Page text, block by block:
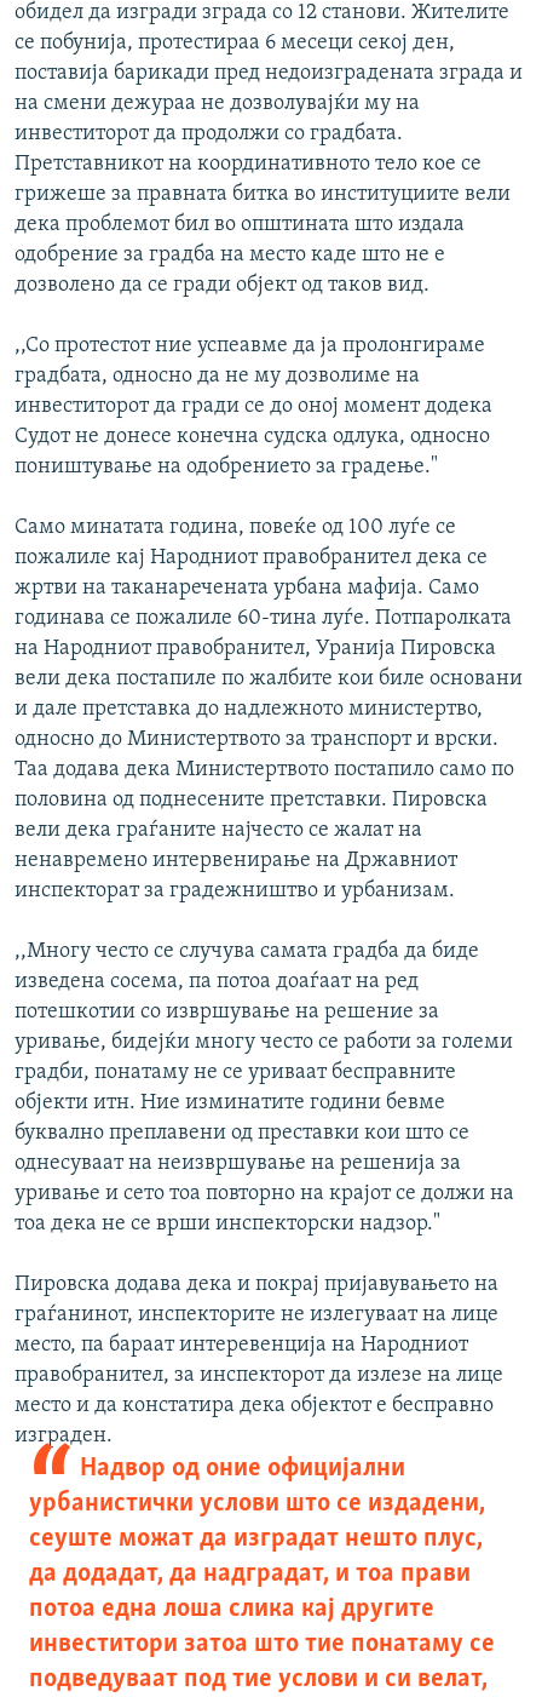
обидел да изгради зграда со 12 станови. Жителите
се побунија, протестираа 6 месеци секој ден,
поставија барикади пред недоизградената зграда и
на смени дежураа не дозволувајќи му на
инвеститорот да продолжи со градбата.
Претставникот на координативното тело кое се
грижеше за правната битка во институциите вели
дека проблемот бил во општината што издала
одобрение за градба на место каде што не е
дозволено да се гради објект од таков вид.
,,Со протестот ние успеавме да ја пролонгираме
градбата, односно да не му дозволиме на
инвеститорот да гради се до оној момент додека
Судот не донесе конечна судска одлука, односно
поништување на одобрението за градење."
Само минатата година, повеќе од 100 луѓе се
пожалиле кај Народниот правобранител дека се
жртви на таканаречената урбана мафија. Само
годинава се пожалиле 60-тина луѓе. Потпаролката
на Народниот правобранител, Уранија Пировска
вели дека постапиле по жалбите кои биле основани
и дале претставка до надлежното министертво,
односно до Министертвото за транспорт и врски.
Таа додава дека Министертвото постапило само по
половина од поднесените претставки. Пировска
вели дека граѓаните најчесто се жалат на
ненавремено интервенирање на Државниот
инспекторат за градежништво и урбанизам.
,,Многу често се случува самата градба да биде
изведена сосема, па потоа доаѓаат на ред
потешкотии со извршување на решение за
уривање, бидејќи многу често се работи за големи
градби, понатаму не се уриваат бесправните
објекти итн. Ние изминатите години бевме
буквално преплавени од преставки кои што се
однесуваат на неизвршување на решенија за
уривање и сето тоа повторно на крајот се должи на
тоа дека не се врши инспекторски надзор."
Пировска додава дека и покрај пријавувањето на
граѓанинот, инспекторите не излегуваат на лице
место, па бараат интеревенција на Народниот
правобранител, за инспекторот да излезе на лице
место и да констатира дека објектот е бесправно
изграден.
Надвор од оние официјални
урбанистички услови што се издадени,
сеуште можат да изградат нешто плус,
да додадат, да надградат, и тоа прави
потоа една лоша слика кај другите
инвеститори затоа што тие понатаму се
подведуваат под тие услови и си велат,